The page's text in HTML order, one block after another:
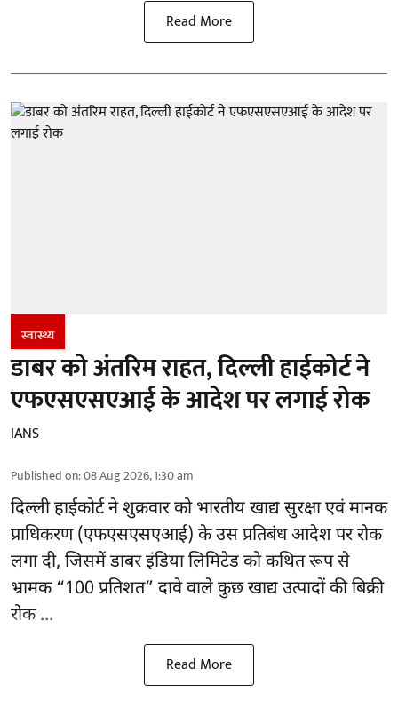
Read More
स्वास्थ्य
डाबर को अंतरिम राहत, दिल्ली हाईकोर्ट ने
एफएसएसएआई के आदेश पर लगाई रोक
IANS
Published on:08 Aug 2026, 1:30 am
दिल्ली हाईकोर्ट ने शुक्रवार को भारतीय खाद्य सुरक्षा एवं मानक
प्राधिकरण(एफएसएसएआई) के उस प्रतिबंध आदेश पर रोक
लगा दी, जिसमें डाबर इंडिया लिमिटेड को कथित रूप से
भ्रामक “100 प्रतिशत” दावे वाले कुछ खाद्य उत्पादों की बिक्री
रोक ...
Read More